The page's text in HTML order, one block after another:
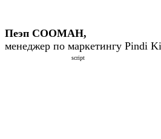
Пеэп СООМАН,
менеджер по маркетингу Pindi
script